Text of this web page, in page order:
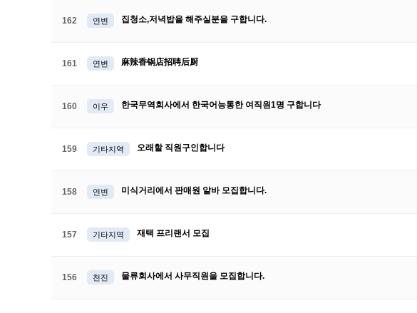
162 연변 집청소,저녁밥을 해주실분을 구합니다.
161 연변 麻辣香锅店招聘后厨
160 이우 한국무역회사에서 한국어능통한 여직원1명 구합니다
159 기타지역 오래할 직원구인합니다
158 연변 미식거리에서 판매원 알바 모집합니다.
157 기타지역 재택 프리랜서 모집
156 천진 물류회사에서 사무직원을 모집합니다.